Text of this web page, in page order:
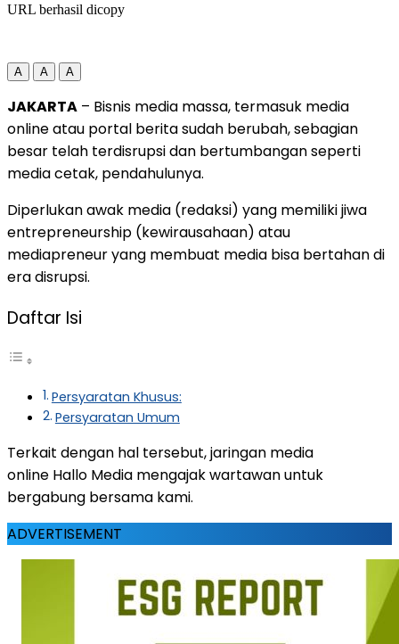
URL berhasil dicopy
A A A
JAKARTA – Bisnis media massa, termasuk media
online atau portal berita sudah berubah, sebagian
besar telah terdisrupsi dan bertumbangan seperti
media cetak, pendahulunya.
Diperlukan awak media (redaksi) yang memiliki jiwa
entrepreneurship (kewirausahaan) atau
mediapreneur yang membuat media bisa bertahan di
era disrupsi.
Daftar Isi
Persyaratan Khusus:
Persyaratan Umum
Terkait dengan hal tersebut, jaringan media
online Hallo Media mengajak wartawan untuk
bergabung bersama kami.
ADVERTISEMENT